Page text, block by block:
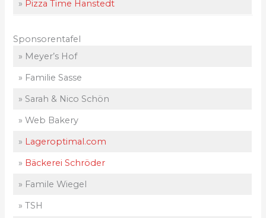
» Pizza Time Hanstedt
Sponsorentafel
» Meyer’s Hof
» Familie Sasse
» Sarah & Nico Schön
» Web Bakery
» Lageroptimal.com
» Bäckerei Schröder
» Famile Wiegel
» TSH